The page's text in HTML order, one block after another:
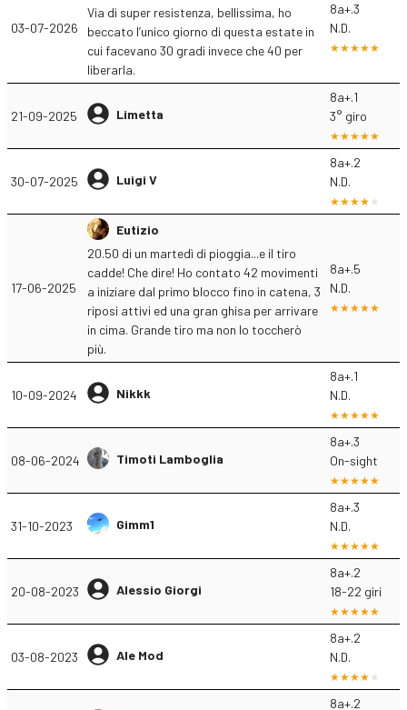
03-07-2026
Via di super resistenza, bellissima, ho
beccato l’unico giorno di questa estate in
cui facevano 30 gradi invece che 40 per
liberarla.
8a+.3
N.D.
21-09-2025 Limetta
8a+.1
3° giro
30-07-2025 Luigi V
8a+.2
N.D.
17-06-2025
Eutizio
20.50 di un martedì di pioggia...e il tiro
cadde! Che dire! Ho contato 42 movimenti
a iniziare dal primo blocco fino in catena, 3
riposi attivi ed una gran ghisa per arrivare
in cima. Grande tiro ma non lo toccherò
più.
8a+.5
N.D.
10-09-2024 Nikkk
8a+.1
N.D.
08-06-2024 Timoti Lamboglia
8a+.3
On-sight
31-10-2023 Gimm1
8a+.3
N.D.
20-08-2023 Alessio Giorgi
8a+.2
18-22 giri
03-08-2023 Ale Mod
8a+.2
N.D.
8a+.2